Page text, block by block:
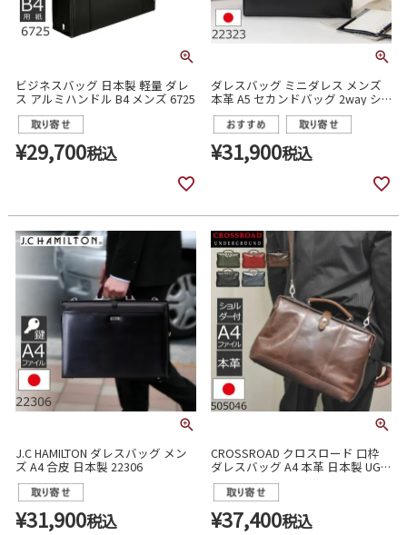
ビジネスバッグ 日本製 軽量 ダレ
ス アルミハンドル B4 メンズ 6725
¥29,700税込
ダレスバッグ ミニダレス メンズ
本革 A5 セカンドバッグ 2way シ
ョルダーバッグ 斜めがけ 日本製
サドル SADDLE 22323
¥31,900税込
J.C HAMILTON ダレスバッグ メン
ズ A4 合皮 日本製 22306
¥31,900税込
CROSSROAD クロスロード 口枠
ダレスバッグ A4 本革 日本製 UG
シリーズ 505046
¥37,400税込